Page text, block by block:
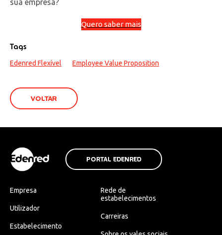
Quero saber mais
Tags
Edenred Flexível Employee Value Proposition
VOLTAR
PORTAL EDENRED
Empresa
Utilizador
Estabelecimento
Rede de
estabelecimentos
Carreiras